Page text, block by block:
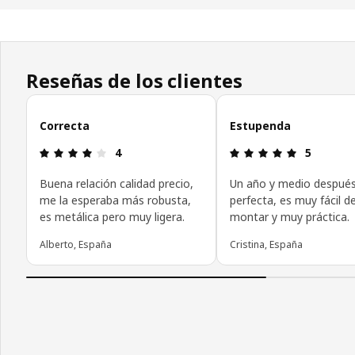
Reseñas de los clientes
Omitir las opiniones de los clientes
Correcta
Reseña: 4 de 5 estrellas.
4
Buena relación calidad precio,
me la esperaba más robusta,
es metálica pero muy ligera.
Alberto, España
Estupenda
Reseña: 5
5
Un año y medio
perfecta, es muy fácil de
montar y muy práctica.
Cristina, España